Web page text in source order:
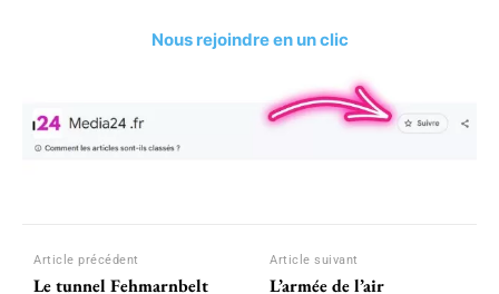
Nous rejoindre en un clic
Article précédent
Le tunnel Fehmarnbelt
Article suivant
L’armée de l’air